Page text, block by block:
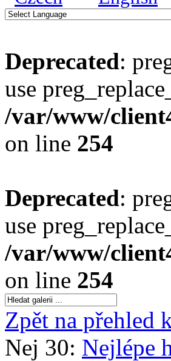
Deprecated:
use
/var/www/
on line 254
Deprecated:
use
/var/www/
on line 254
Zpět na přehled
Nej 30: Nejlépe